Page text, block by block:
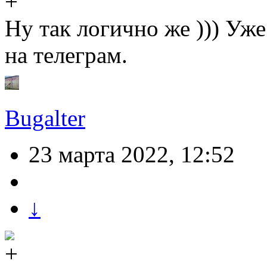
Ну так логично же )))
на телеграм.
Bugalter
23 марта 2022, 12:52
↓